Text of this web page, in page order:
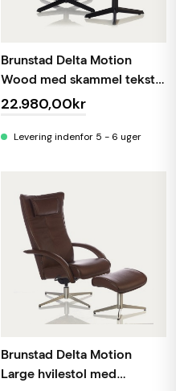
Brunstad Delta Motion
Wood med skammel tekstil
Taffie
22.980,00kr
Levering indenfor 5 - 6 uger
Brunstad Delta Motion
Large hvilestol med